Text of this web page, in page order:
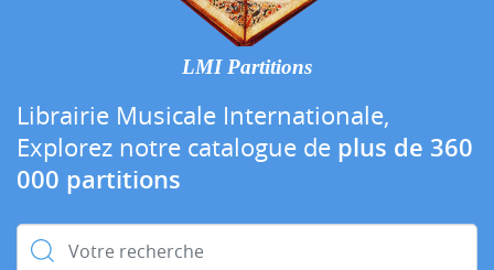
LMI Partitions
Librairie Musicale Internationale,
Explorez notre catalogue de plus de 360
000 partitions
Rechercher :